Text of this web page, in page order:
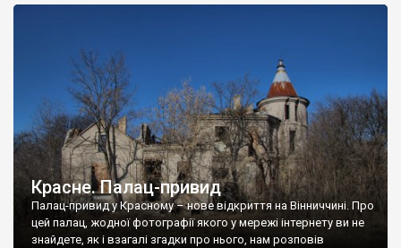
Красне. Палац-привид
Палац-привид у Красному – нове відкриття на Вінниччині. Про
цей палац, жодної фотографії якого у мережі інтернету ви не
знайдете, як і взагалі згадки про нього, нам розповів